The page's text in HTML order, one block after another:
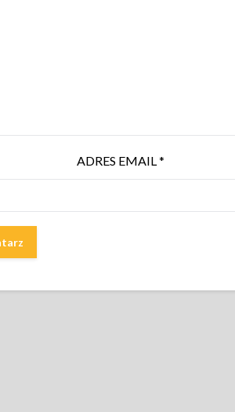
ADRES EMAIL*